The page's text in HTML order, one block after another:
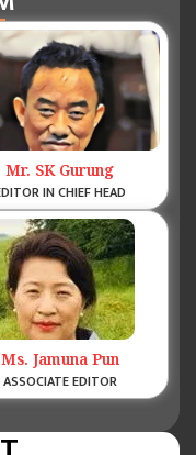
Mr. SK Gurung
IN CHIEF HEAD
Ms. Jamuna Pun
ASSOCIATE EDITOR